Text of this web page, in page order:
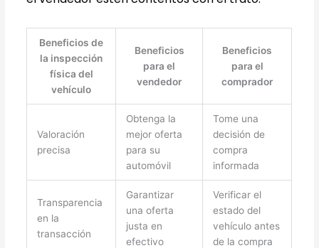
Beneficios de
la inspección
física del
vehículo
Beneficios
para el
vendedor
Beneficios
para el
comprador
Valoración
precisa
Obtenga la
mejor oferta
para su
automóvil
Tome una
decisión de
compra
informada
Transparencia
en la
transacción
Garantizar
una oferta
justa en
efectivo
Verificar el
estado del
vehículo antes
de la compra